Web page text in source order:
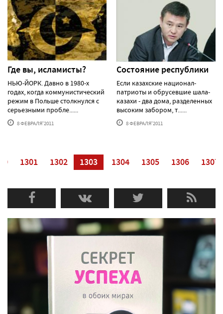
Где вы, исламисты?
НЬЮ-ЙОРК. Давно в 1980-х
годах, когда коммунистический
режим в Польше столкнулся с
серьезными пробле......
8 ФЕВРАЛЯ'2011
Состояние республики
Если казахские национал-
патриоты и обрусевшие шала-
казахи - два дома, разделенных
высоким забором, т......
8 ФЕВРАЛЯ'2011
1301 1302 1303 1304 1305 1306 1307